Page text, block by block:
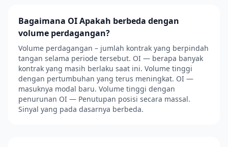
Bagaimana OI Apakah berbeda dengan
volume perdagangan?
Volume perdagangan – jumlah kontrak yang berpindah
tangan selama periode tersebut. OI — berapa banyak
kontrak yang masih berlaku saat ini. Volume tinggi
dengan pertumbuhan yang terus meningkat. OI —
masuknya modal baru. Volume tinggi dengan
penurunan OI — Penutupan posisi secara massal.
Sinyal yang pada dasarnya berbeda.